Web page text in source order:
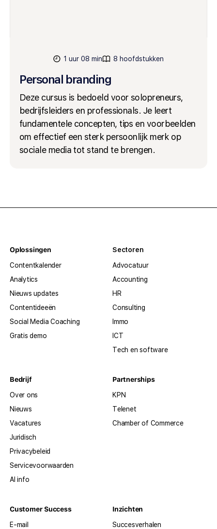
1 uur 08 min 8 hoofdstukken
Personal branding
Deze cursus is bedoeld voor solopreneurs,
bedrijfsleiders en professionals. Je leert
fundamentele concepten, tips en voorbeelden
om effectief een sterk persoonlijk merk op
sociale media tot stand te brengen.
Oplossingen
Contentkalender
Analytics
Nieuws updates
Contentideeën
Social Media Coaching
Gratis demo
Sectoren
Advocatuur
Accounting
HR
Consulting
Immo
ICT
Tech en software
Bedrijf
Over ons
Nieuws
Vacatures
Juridisch
Privacybeleid
Servicevoorwaarden
AI info
Partnerships
KPN
Telenet
Chamber of Commerce
Customer Success
E-mail
Inzichten
Succesverhalen